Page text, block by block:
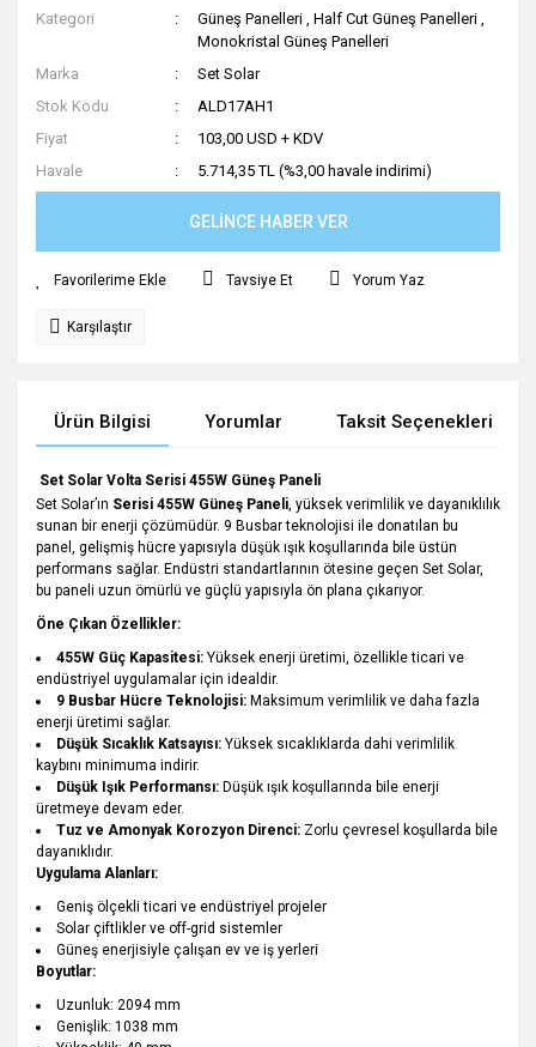
Kategori Güneş Panelleri ,Half Cut Güneş Panelleri ,
Monokristal Güneş Panelleri
Marka
Set Solar
Stok Kodu
ALD17AH1
Fiyat
103,00 USD + KDV
Havale
5.714,35 TL (%3,00 havale indirimi)
GELİNCE HABER VER
Tavsiye Et Yorum Yaz
Karşılaştır
Ürün Bilgisi Yorumlar Taksit Seçenekleri
Set Solar Volta Serisi 455W Güneş Paneli
Set Solar’ın Serisi 455W Güneş Paneli, yüksek verimlilik ve dayanıklılık
sunan bir enerji çözümüdür. 9 Busbar teknolojisi ile donatılan bu
panel, gelişmiş hücre yapısıyla düşük ışık koşullarında bile üstün
performans sağlar. Endüstri standartlarının ötesine geçen Set Solar,
bu paneli uzun ömürlü ve güçlü yapısıyla ön plana çıkarıyor.
Öne Çıkan Özellikler:
455W Güç Kapasitesi: Yüksek enerji üretimi, özellikle ticari ve
endüstriyel uygulamalar için idealdir.
9 Busbar Hücre Teknolojisi: Maksimum verimlilik ve daha fazla
enerji üretimi sağlar.
Düşük Sıcaklık Katsayısı: Yüksek sıcaklıklarda dahi verimlilik
kaybını minimuma indirir.
Düşük Işık Performansı: Düşük ışık koşullarında bile enerji
üretmeye devam eder.
Tuz ve Amonyak Korozyon Direnci: Zorlu çevresel koşullarda bile
dayanıklıdır.
Uygulama Alanları:
Geniş ölçekli ticari ve endüstriyel projeler
Solar çiftlikler ve off-grid sistemler
Güneş enerjisiyle çalışan ev ve iş yerleri
Boyutlar:
Uzunluk: 2094 mm
Genişlik: 1038 mm